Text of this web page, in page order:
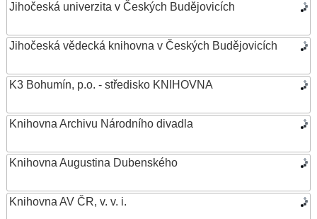
Jihočeská univerzita v Českých Budějovicích
Jihočeská vědecká knihovna v Českých Budějovicích
K3 Bohumín, p.o. - středisko KNIHOVNA
Knihovna Archivu Národního divadla
Knihovna Augustina Dubenského
Knihovna AV ČR, v. v. i.